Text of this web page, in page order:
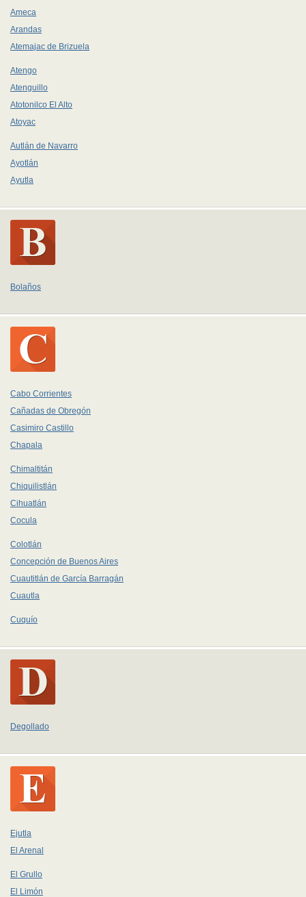
Ameca
Arandas
Atemajac de Brizuela
Atengo
Atenguillo
Atotonilco El Alto
Atoyac
Autlán de Navarro
Ayotlán
Ayutla
Bolaños
Cabo Corrientes
Cañadas de Obregón
Casimiro Castillo
Chapala
Chimaltitán
Chiquilistlán
Cihuatlán
Cocula
Colotlán
Concepción de Buenos Aires
Cuautitlán de García Barragán
Cuautla
Cuquío
Degollado
Ejutla
El Arenal
El Grullo
El Limón